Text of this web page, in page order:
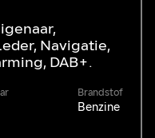
Navigatie,
DAB+.
Brandstof
Benzine